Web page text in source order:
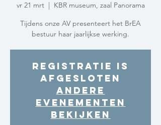
vr 21 mrt
  |
KBR museum, zaal Panorama
Tijdens onze AV presenteert het BrEA
bestuur haar jaarlijkse werking.
Registratie is
afgesloten
Andere
evenementen
bekijken